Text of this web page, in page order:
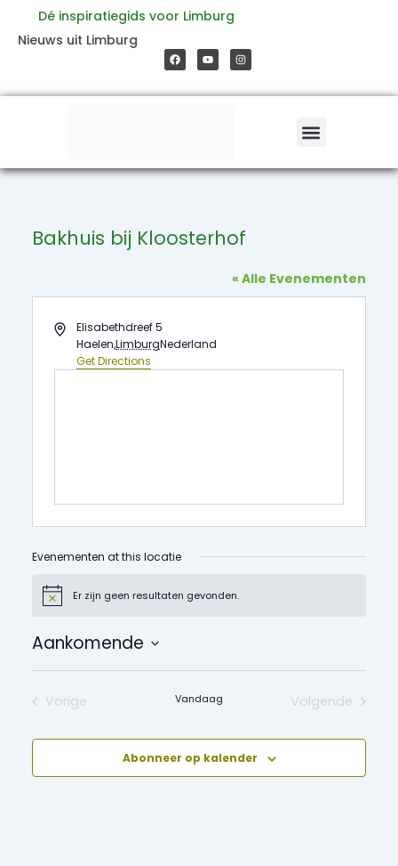
inhoud
Dé inspiratiegids voor Limburg
Nieuws uit Limburg
a
c
e
o
o
o
u
t
b
e
n
s
t
g
r
Bakhuis bij Kloosterhof
« Alle Evenementen
AddressElisabethdreef 5
Haelen,LimburgNederland
Get Directions
Evenementen at this locatie
BerichtEr zijn geen resultaten gevonden.
Aankomende
datum.
Vorige
Vandaag
Volgende
Abonneer op kalender